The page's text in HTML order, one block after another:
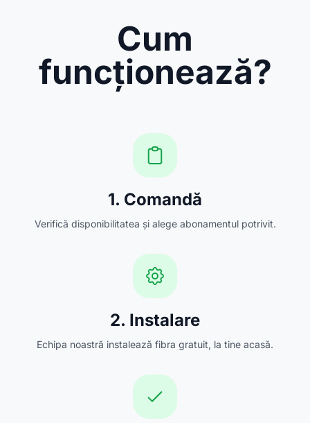
Cum
funcționează?
1. Comandă
Verifică disponibilitatea și alege abonamentul potrivit.
2. Instalare
Echipa noastră instalează fibra gratuit, la tine acasă.